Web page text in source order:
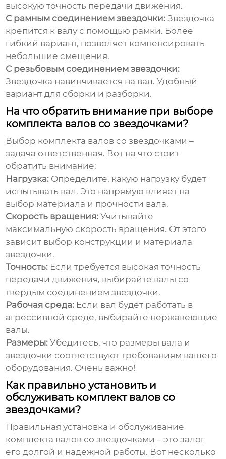
высокую точность передачи движения.
С рамным соединением звездочки: Звездочка
крепится к валу с помощью рамки. Более
гибкий вариант, позволяет компенсировать
небольшие смещения.
С резьбовым соединением звездочки:
Звездочка навинчивается на вал. Удобный
вариант для сборки и разборки.
На что обратить внимание при выборе
комплекта валов со звездочками?
Выбор комплекта валов со звездочками –
задача ответственная. Вот на что стоит
обратить внимание:
Нагрузка: Определите, какую нагрузку будет
испытывать вал. Это напрямую влияет на
выбор материала и прочности вала.
Скорость вращения: Учитывайте
максимальную скорость вращения. От этого
зависит выбор конструкции и материала
звездочки.
Точность: Если требуется высокая точность
передачи движения, выбирайте валы со
твердым соединением звездочки.
Рабочая среда: Если вал будет работать в
агрессивной среде, выбирайте нержавеющие
валы.
Размеры: Убедитесь, что размеры вала и
звездочки соответствуют требованиям вашего
оборудования. Очень важно!
Как правильно установить и
обслуживать комплект валов со
звездочками?
Правильная установка и обслуживание
комплекта валов со звездочками – это залог
его долгой и надежной работы. Вот несколько